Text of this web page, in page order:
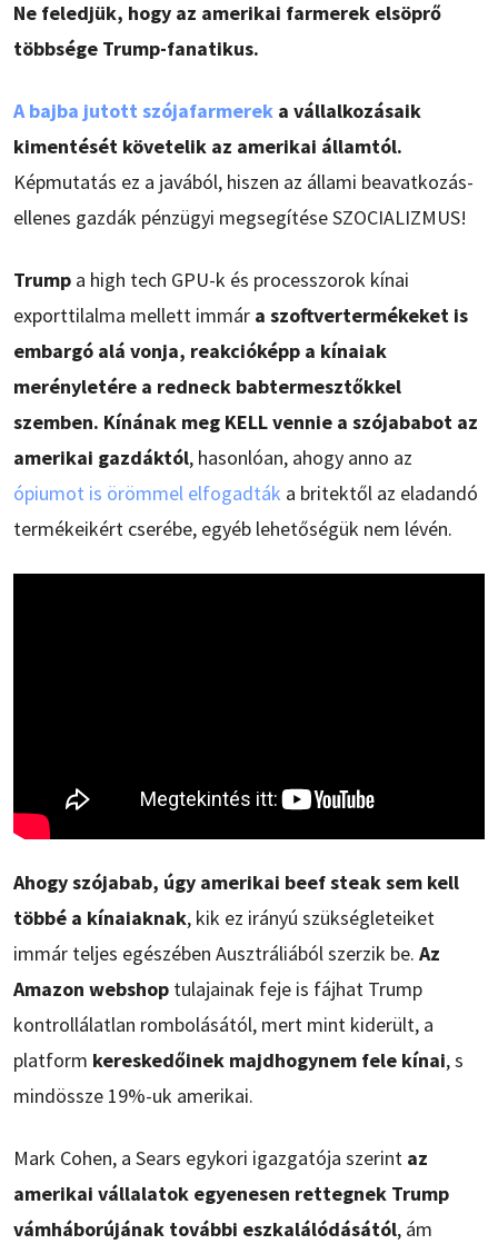
Ne feledjük, hogy az amerikai farmerek elsöprő
többsége Trump-fanatikus.
A bajba jutott szójafarmerek a vállalkozásaik
kimentését követelik az amerikai államtól.
Képmutatás ez a javából, hiszen az állami beavatkozás-
ellenes gazdák pénzügyi megsegítése SZOCIALIZMUS!
Trump a high tech GPU-k és processzorok kínai
exporttilalma mellett immár a szoftvertermékeket is
embargó alá vonja, reakcióképp a kínaiak
merényletére a redneck babtermesztőkkel
szemben. Kínának meg KELL vennie a szójababot az
amerikai gazdáktól, hasonlóan, ahogy anno az
ópiumot is örömmel elfogadták a britektől az eladandó
termékeikért cserébe, egyéb lehetőségük nem lévén.
Ahogy szójabab, úgy amerikai beef steak sem kell
többé a kínaiaknak, kik ez irányú szükségleteiket
immár teljes egészében Ausztráliából szerzik be. Az
Amazon webshop tulajainak feje is fájhat Trump
kontrollálatlan rombolásától, mert mint kiderült, a
platform kereskedőinek majdhogynem fele kínai, s
mindössze 19%-uk amerikai.
Mark Cohen, a Sears egykori igazgatója szerint az
amerikai vállalatok egyenesen rettegnek Trump
vámháborújának további eszkalálódásától, ám